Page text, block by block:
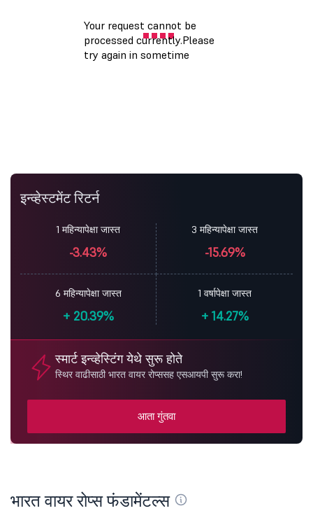
इन्व्हेस्टमेंट रिटर्न
1 महिन्यापेक्षा जास्त
-3.43%
3 महिन्यापेक्षा जास्त
-15.69%
6 महिन्यापेक्षा जास्त
+20.39%
1 वर्षापेक्षा जास्त
+14.27%
स्मार्ट इन्व्हेस्टिंग येथे सुरू होते
स्थिर वाढीसाठी भारत वायर रोप्ससह एसआयपी सुरू करा!
आता गुंतवा
भारत वायर रोप्स फंडामेंटल्स